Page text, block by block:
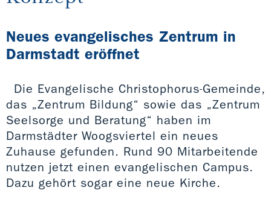
Neues evangelisches Zentrum in
Darmstadt eröffnet
Die Evangelische Christophorus-Gemeinde,
das „Zentrum Bildung“ sowie das „Zentrum
Seelsorge und Beratung“ haben im
Darmstädter Woogsviertel ein neues
Zuhause gefunden. Rund 90 Mitarbeitende
nutzen jetzt einen evangelischen Campus.
Dazu gehört sogar eine neue Kirche.